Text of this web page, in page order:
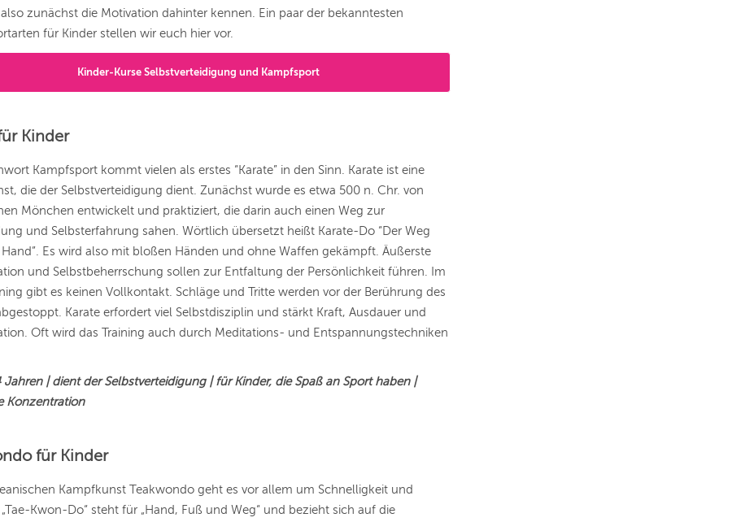
zunächst die Motivation dahinter kennen. Ein paar der bekanntesten
für Kinder stellen wir euch hier vor.
Kinder-Kurse Selbstverteidigung und Kampfsport
Kinder
Kampfsport kommt vielen als erstes “Karate” in den Sinn. Karate ist eine
die der Selbstverteidigung dient. Zunächst wurde es etwa 500 n. Chr. von
Mönchen entwickelt und praktiziert, die darin auch einen Weg zur
und Selbsterfahrung sahen. Wörtlich übersetzt heißt Karate-Do “Der Weg
Es wird also mit bloßen Händen und ohne Waffen gekämpft. Äußerste
und Selbstbeherrschung sollen zur Entfaltung der Persönlichkeit führen. Im
gibt es keinen Vollkontakt. Schläge und Tritte werden vor der Berührung des
Karate erfordert viel Selbstdisziplin und stärkt Kraft, Ausdauer und
Oft wird das Training auch durch Meditations- und Entspannungstechniken
Jahren | dient der Selbstverteidigung | für Kinder, die Spaß an Sport haben |
Konzentration
für Kinder
Kampfkunst Teakwondo geht es vor allem um Schnelligkeit und
Kwon-Do“ steht für „Hand, Fuß und Weg“ und bezieht sich auf die